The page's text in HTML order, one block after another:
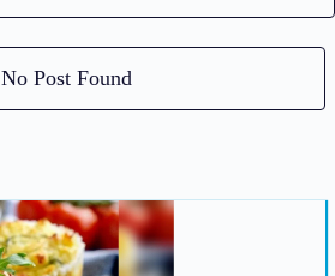
No Post Found